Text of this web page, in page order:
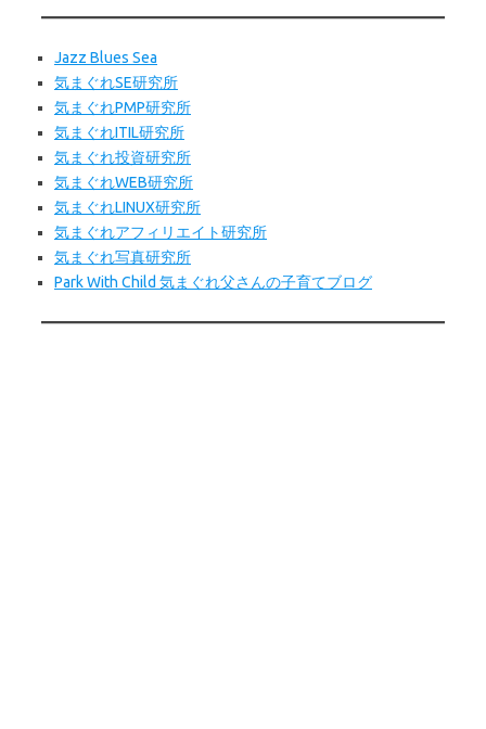
Jazz Blues Sea
気まぐれSE研究所
気まぐれPMP研究所
気まぐれITIL研究所
気まぐれ投資研究所
気まぐれWEB研究所
気まぐれLINUX研究所
気まぐれアフィリエイト研究所
気まぐれ写真研究所
Park With Child 気まぐれ父さんの子育てブログ